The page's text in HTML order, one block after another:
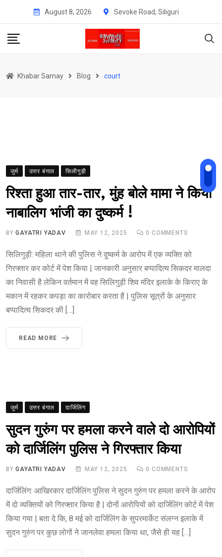
content
August 8, 2026 Sevoke Road, Siliguri
Khabar Samay Blog court
जुर्म उत्तर बंगाल सिलीगुड़ी
रिश्ता हुआ तार-तार, मुंह बोले मामा ने किया
नाबालिग भांजी का दुष्कर्म !
BYGAYATRI YADAV MAY 12, 2025 0 COMMENTS
सिलिगुड़ी: महिला थाने की पुलिस ने दुष्कर्म के आरोप में एक व्यक्ति को
गिरफ्तार कर कोर्ट में पेश किया | जानकारी अनुसार बप्पादित्य सिकदर मालदा
का निवासी है लेकिन वर्तमान में वह सिलिगुड़ी शिव मंदिर इलाके के किराए के
मकान में रहकर कपड़ा का कारोबार करता है | पुलिस सूत्रों के अनुसार
बप्पादित्य सिकदर की […]
READ MORE
जुर्म उत्तर बंगाल दार्जिलिंग
सुदन गुरुंग पर हमला करने वाले दो आरोपियों
को दार्जिलिंग पुलिस ने गिरफ्तार किया
BYGAYATRI YADAV MAY 12, 2025 0 COMMENTS
दार्जिलिंग: आखिरकार दार्जिलिंग पुलिस ने सुदन गुरुंग पर हमला करने के आरोप
में दो व्यक्तियों को गिरफ्तार किया है | दोनों आरोपियों को दार्जिलिंग कोर्ट में पेश
किया गया | बता दे कि, 8 मई को दार्जिलिंग के सुपरमार्केट संलग्न इलाके में
सुदन गुरुंग पर कुछ लोगों ने जानलेवा हमला किया था, जैसे ही यह […]